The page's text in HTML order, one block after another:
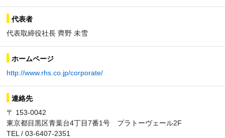
代表者
代表取締役社長 齊野 未雪
ホームページ
http://www.rhs.co.jp/corporate/
連絡先
〒 153-0042
東京都目黒区青葉台4丁目7番1号 プラトーヴェール2F
TEL / 03-6407-2351